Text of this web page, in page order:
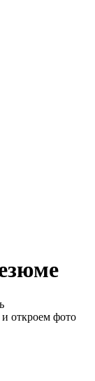
откроем фото